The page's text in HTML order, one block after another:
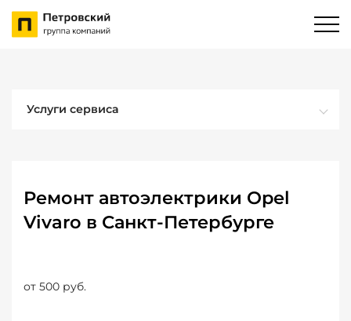
Услуги сервиса
Ремонт автоэлектрики Opel
Vivaro в Санкт-Петербурге
от 500 руб.